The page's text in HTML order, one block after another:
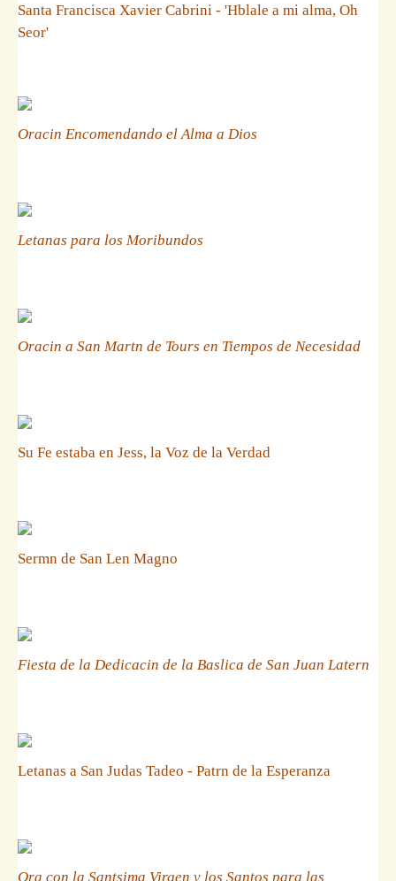
Santa Francisca Xavier Cabrini - 'Hblale a mi alma, Oh
Seor'
Oracin Encomendando el Alma a Dios
Letanas para los Moribundos
Oracin a San Martn de Tours en Tiempos de Necesidad
Su Fe estaba en Jess, la Voz de la Verdad
Sermn de San Len Magno
Fiesta de la Dedicacin de la Baslica de San Juan Latern
Letanas a San Judas Tadeo - Patrn de la Esperanza
Ora con la Santsima Virgen y los Santos para las